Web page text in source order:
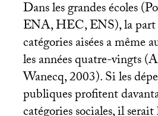
Dans les grandes écoles
ENA,HEC,ENS), la
catégories aisées a même
les années quatre-vingts
Wanecq, 2003). Si les
publiques profitent